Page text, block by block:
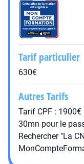
Tarif particulier
630€
Autres Tarifs
Tarif CPF :
30mn pour le
Rechercher "La